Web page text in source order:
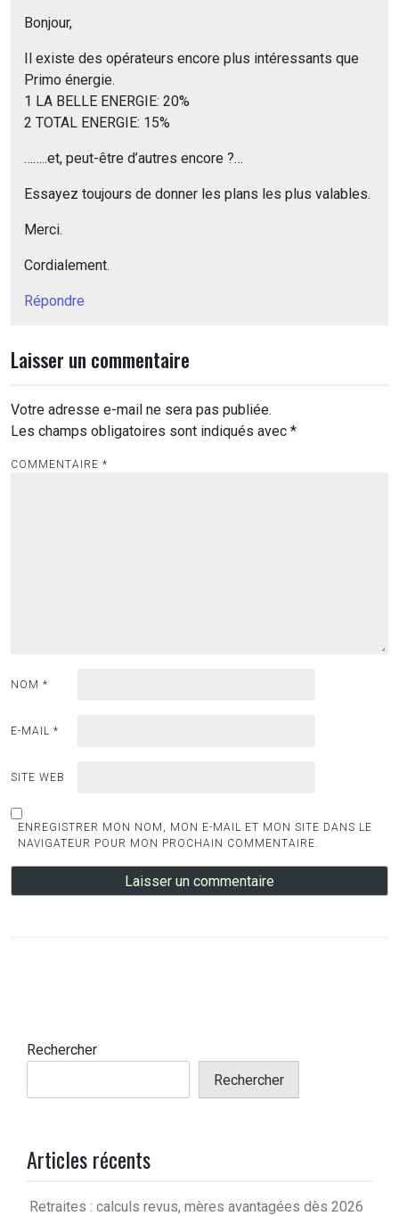
Bonjour,
Il existe des opérateurs encore plus intéressants que
Primo énergie.
1 LA BELLE ENERGIE: 20%
2 TOTAL ENERGIE: 15%
……..et, peut-être d’autres encore ?…
Essayez toujours de donner les plans les plus valables.
Merci.
Cordialement.
Répondre
Laisser un commentaire
Votre adresse e-mail ne sera pas publiée.
Les champs obligatoires sont indiqués avec *
COMMENTAIRE *
NOM *
E-MAIL *
SITE WEB
ENREGISTRER MON NOM, MON E-MAIL ET MON SITE DANS LE
NAVIGATEUR POUR MON PROCHAIN COMMENTAIRE.
Rechercher
Rechercher
Articles récents
Retraites : calculs revus, mères avantagées dès 2026